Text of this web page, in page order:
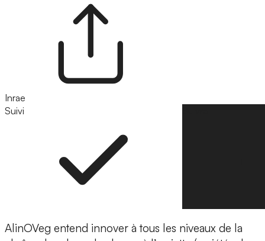
Inrae
Suivi
AlinOVeg entend innover à tous les niveaux de la